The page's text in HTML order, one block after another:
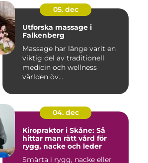
05. dec
Utforska massage i
Falkenberg
Massage har länge varit en
viktig del av traditionell
medicin och wellness
världen öv...
04. dec
Kiropraktor i Skåne: Så
hittar man rätt vård för
rygg, nacke och leder
Smärta i rygg, nacke eller